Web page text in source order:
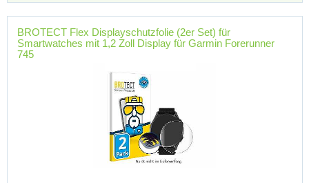
BROTECT Flex Displayschutzfolie (2er Set) für
Smartwatches mit 1,2 Zoll Display für Garmin Forerunner
745